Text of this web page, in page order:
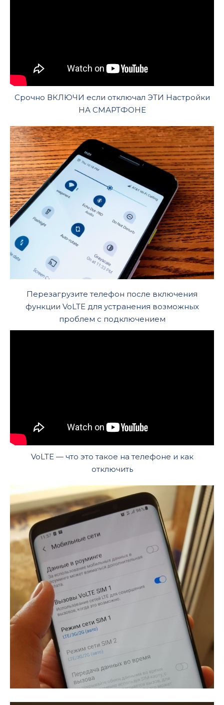
Срочно ВКЛЮЧИ если отключал ЭТИ Настройки
НА СМАРТФОНЕ
Перезагрузите телефон после включения
функции VoLTE для устранения возможных
проблем с подключением
VoLTE — что это такое на телефоне и как
отключить